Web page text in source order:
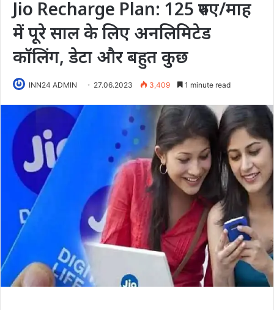
Jio Recharge Plan: 125 रुपए/माह
में पूरे साल के लिए अनलिमिटेड
कॉलिंग, डेटा और बहुत कुछ
INN24 ADMIN 27.06.2023 3,409 1 minute read